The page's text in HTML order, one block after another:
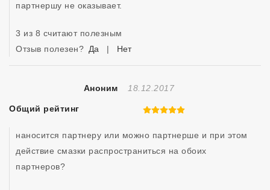
партнершу не оказывает.
3 из 8 считают полезным
Отзыв полезен? Да | Нет
Аноним Отзыв Создан
18.12.2017
Общий рейтинг 5 из 5
наносится партнеру или можно партнерше и при этом
действие смазки распространиться на обоих
партнеров?